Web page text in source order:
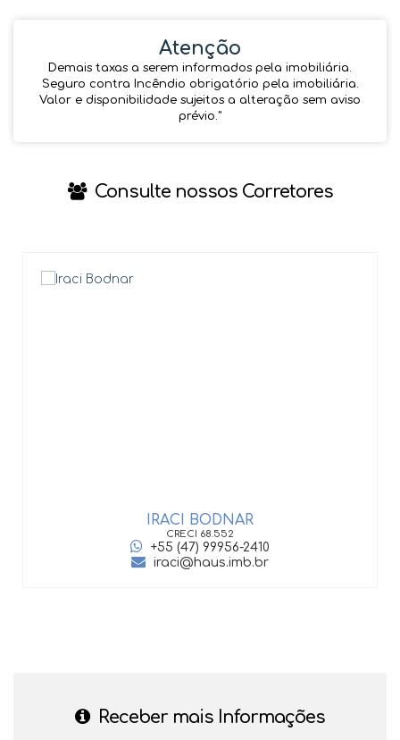
Atenção
Demais taxas a serem informados pela imobiliária.
Seguro contra Incêndio obrigatório pela imobiliária.
Valor e disponibilidade sujeitos a alteração sem aviso
prévio.''
Consulte nossos Corretores
IRACI BODNAR
CRECI 68.552
+55 (47) 99956-2410
iraci@haus.imb.br
Receber mais Informações